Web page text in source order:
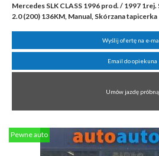
Mercedes SLK CLASS 1996 prod. / 1997
2.0 (200) 136KM, Manual, Skórzana tapicerka
Wyślij ofertę na e-
Email do opiekuna
Umów jazdę próbną
Pewne auto